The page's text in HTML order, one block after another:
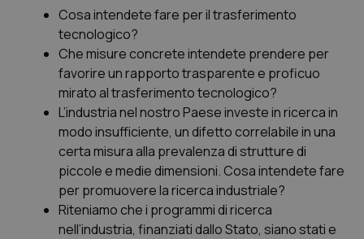
Cosa intendete fare per il trasferimento
tecnologico?
Che misure concrete intendete prendere per
favorire un rapporto trasparente e proficuo
mirato al trasferimento tecnologico?
L’industria nel nostro Paese investe in ricerca in
modo insufficiente, un difetto correlabile in una
certa misura alla prevalenza di strutture di
piccole e medie dimensioni. Cosa intendete fare
per promuovere la ricerca industriale?
Riteniamo che i programmi di ricerca
nell’industria, finanziati dallo Stato, siano stati e
www.quotidianosanita.it
tracking-sites-ironfish-
tracking-enable